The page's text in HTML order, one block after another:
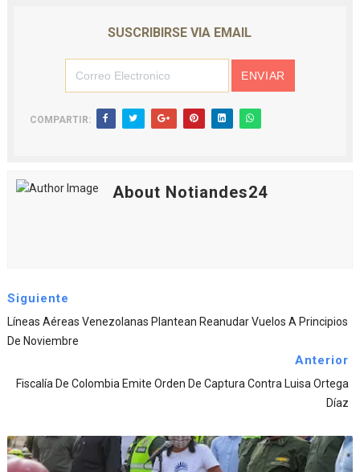
SUSCRIBIRSE VIA EMAIL
COMPARTIR:
About Notiandes24
Siguiente
Líneas Aéreas Venezolanas Plantean Reanudar Vuelos A Principios
De Noviembre
Anterior
Fiscalía De Colombia Emite Orden De Captura Contra Luisa Ortega
Díaz